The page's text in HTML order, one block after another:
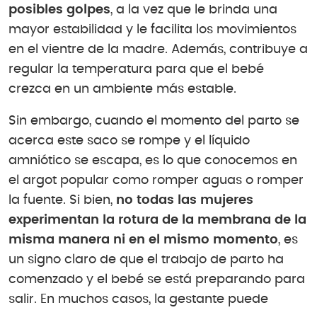
posibles golpes, a la vez que le brinda una
mayor estabilidad y le facilita los movimientos
en el vientre de la madre. Además, contribuye a
regular la temperatura para que el bebé
crezca en un ambiente más estable.
Sin embargo, cuando el momento del parto se
acerca este saco se rompe y el líquido
amniótico se escapa, es lo que conocemos en
el argot popular como romper aguas o romper
la fuente. Si bien, no todas las mujeres
experimentan la rotura de la membrana de la
misma manera ni en el mismo momento, es
un signo claro de que el trabajo de parto ha
comenzado y el bebé se está preparando para
salir. En muchos casos, la gestante puede